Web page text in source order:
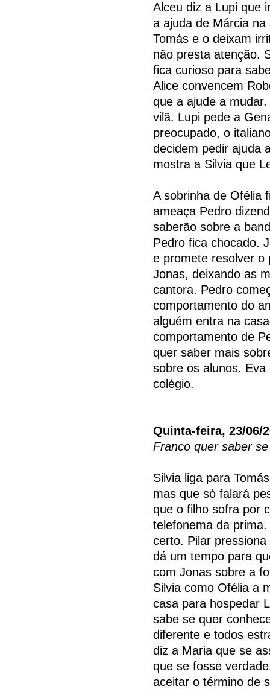
Alceu diz a Lupi que
a ajuda de Márcia
Tomás e o deixam
não presta atenção.
fica curioso para
Alice convencem
que a ajude a
vilã. Lupi pede a
preocupado, o
decidem pedir ajuda
mostra a Silvia que
A sobrinha de Ofélia
ameaça Pedro
saberão sobre a
Pedro fica chocado.
e promete resolver o
Jonas, deixando as
cantora. Pedro
comportamento do
alguém entra na
comportamento de
quer saber mais
sobre os alunos.
colégio.
Quinta-feira, 23/06/
Franco quer saber
Silvia liga para
mas que só falará
que o filho sofra por
telefonema da
certo. Pilar
dá um tempo para
com Jonas sobre a
Silvia como Ofélia a
casa para hospedar
sabe se quer
diferente e todos
diz a Maria que se
que se fosse
aceitar o término de